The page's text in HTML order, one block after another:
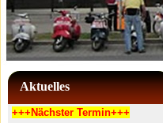
Aktuelles
+++Nächster Termin+++